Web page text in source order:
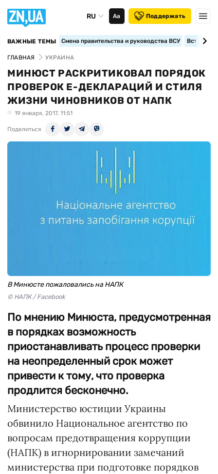
RU Аа Поддержать
ВАЖНЫЕ ТЕМЫ Смена правительства и руководства ВСУ
ГЛАВНАЯ УКРАИНА
МИНЮСТ РАСКРИТИКОВАЛ ПОРЯДОК
ПРОВЕРОК Е-ДЕКЛАРАЦИЙ И СТИЛЯ
ЖИЗНИ ЧИНОВНИКОВ ОТ НАПК
19 января, 2017, 11:51
Поделиться
В Минюсте пожаловались на НАПК
© НАПК / Facebook
По мнению Минюста, предусмотренная
в порядках возможность
приостанавливать процесс проверки
на неопределенный срок может
привести к тому, что проверка
продлится бесконечно.
Министерство юстиции Украины
обвинило Национальное агентство по
вопросам предотвращения коррупции
(НАПК) в игнорнировании замечаний
министерства при подготовке порядков